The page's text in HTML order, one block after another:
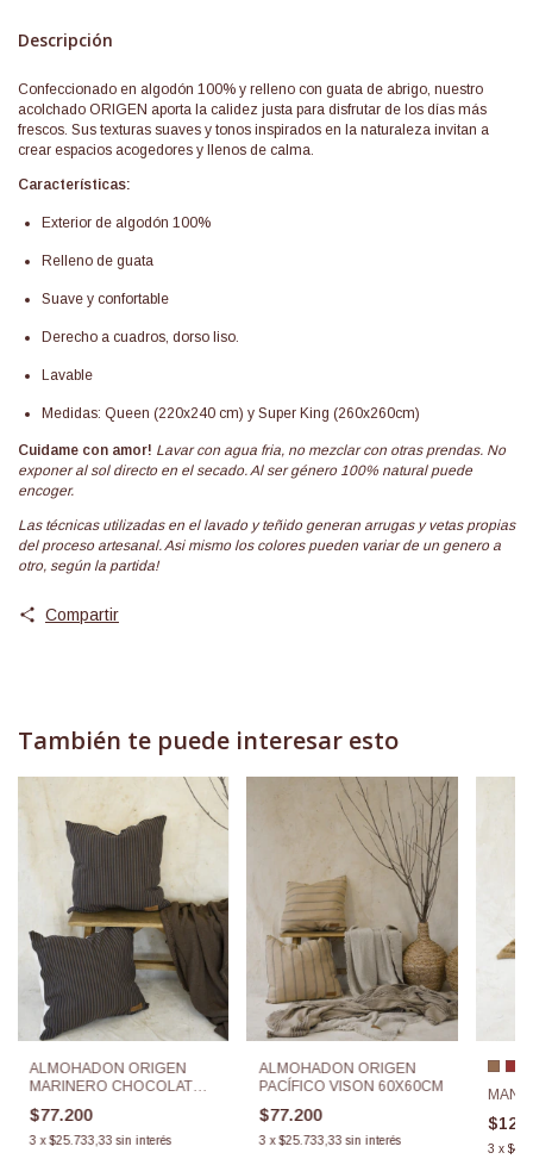
Descripción
Confeccionado en algodón 100% y relleno con guata de abrigo, nuestro
acolchado ORIGEN aporta la calidez justa para disfrutar de los días más
frescos. Sus texturas suaves y tonos inspirados en la naturaleza invitan a
crear espacios acogedores y llenos de calma.
Características:
Exterior de algodón 100%
Relleno de guata
Suave y confortable
Derecho a cuadros, dorso liso.
Lavable
Medidas: Queen (220x240 cm) y Super King (260x260cm)
Cuidame con amor! Lavar con agua fria, no mezclar con otras prendas. No
exponer al sol directo en el secado. Al ser género 100% natural puede
encoger.
Las técnicas utilizadas en el lavado y teñido generan arrugas y vetas propias
del proceso artesanal. Asi mismo los colores pueden variar de un genero a
otro, según la partida!
Compartir
También te puede interesar esto
ALMOHADON ORIGEN
MARINERO CHOCOLATE
$77.200
3 x$25.733,33 sin interés
ALMOHADON ORIGEN
PACÍFICO VISON 60X60CM
$77.200
3 x$25.733,33 sin interés
3 x